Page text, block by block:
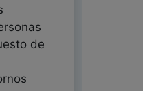
de